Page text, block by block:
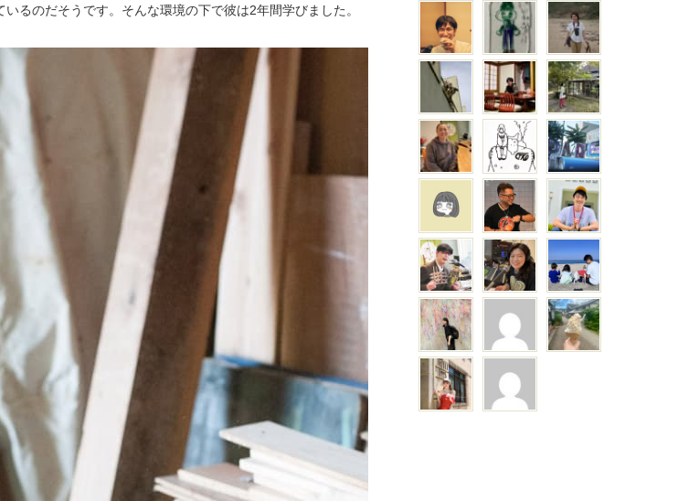
るのだそうです。そんな環境の下で彼は2年間学びました。